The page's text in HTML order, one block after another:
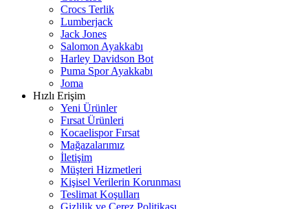
Crocs Terlik
Lumberjack
Jack Jones
Salomon Ayakkabı
Harley Davidson Bot
Puma Spor Ayakkabı
Joma
Hızlı Erişim
Yeni Ürünler
Fırsat Ürünleri
Kocaelispor Fırsat
Mağazalarımız
İletişim
Müşteri Hizmetleri
Kişisel Verilerin Korunması
Teslimat Koşulları
Gizlilik ve Çerez Politikası